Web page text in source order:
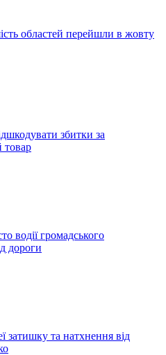
областей перейшли в жовту
збитки за
водії громадського
дороги
затишку та натхнення від